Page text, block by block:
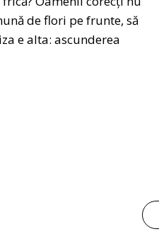
de flori pe frunte, să
e alta: ascunderea